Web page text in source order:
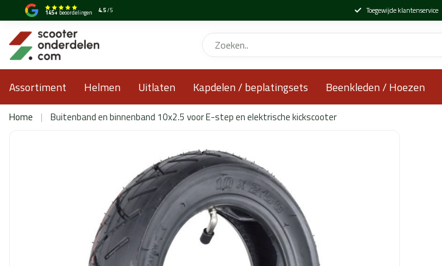
145+ beoordelingen 4.5/5 Toegewijde klantenservice
Assortiment Helmen Uitlaten Kapdelen / beplatingsets Beenkleden / Hoezen
Home | Buitenband en binnenband 10x2.5 voor E-step en elektrische kickscooter